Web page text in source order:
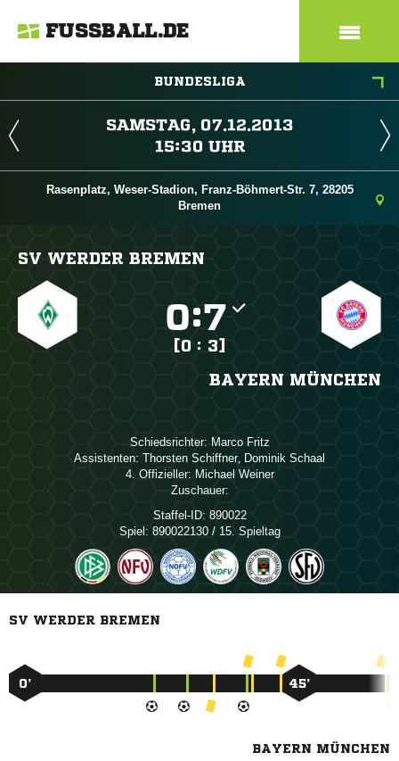
FUSSBALL.DE
BUNDESLIGA
 
 
Rasenplatz, Weser-Stadion, Franz-Böhmert-Str. 7, 28205
Bremen
SV WERDER BREMEN
:
[0 : 3]
BAYERN MÜNCHEN
Schiedsrichter:  
Assistenten:  ,  
4. Offizieller:  
Zuschauer:
Staffel-ID: 890022
Spiel: 890022130 / 15. Spieltag
SV WERDER BREMEN
0’ 45’
BAYERN MÜNCHEN